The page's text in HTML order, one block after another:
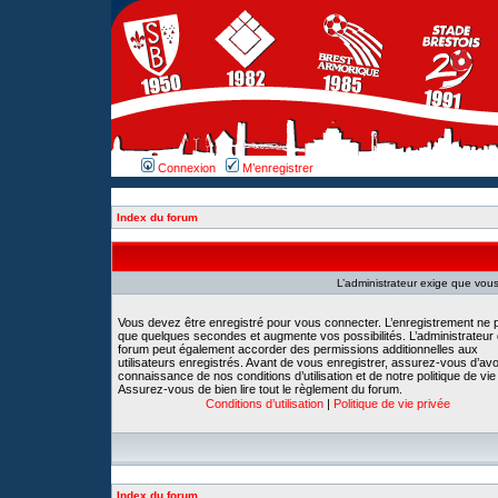
Connexion M’enregistrer
Index du forum
L’administrateur exige que
Vous devez être enregistré pour vous connecter. L’enregistrement ne
que quelques secondes et augmente vos possibilités. L’administrateur
forum peut également accorder des permissions additionnelles aux
utilisateurs enregistrés. Avant de vous enregistrer, assurez-vous
connaissance de nos conditions d’utilisation et de notre politique de
Assurez-vous de bien lire tout le règlement du forum.
Conditions d’utilisation | Politique de vie privée
Index du forum